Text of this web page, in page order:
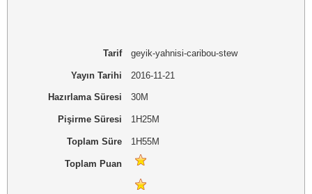
Tarif geyik-yahnisi-caribou-stew
Yayın Tarihi 2016-11-21
Hazırlama Süresi 30M
Pişirme Süresi 1H25M
Toplam Süre 1H55M
Toplam Puan